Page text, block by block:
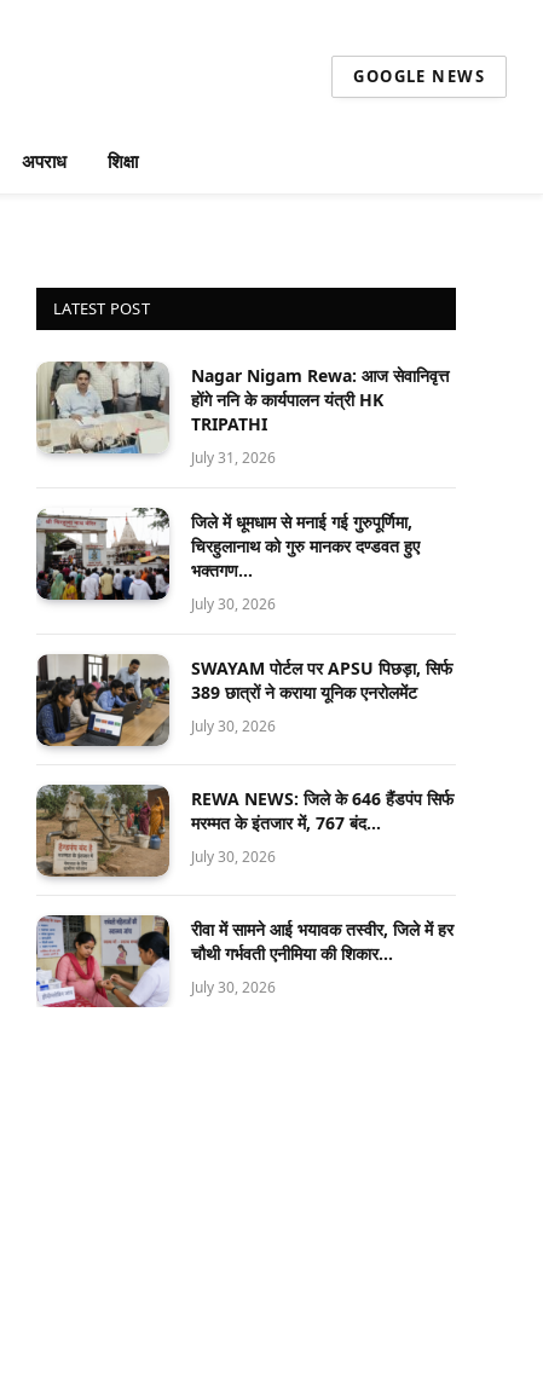
GOOGLE NEWS
अपराध शिक्षा
LATEST POST
Nagar Nigam Rewa: आज सेवानिवृत्त
होंगे ननि के कार्यपालन यंत्री HK
TRIPATHI
July 31, 2026
जिले में धूमधाम से मनाई गई गुरुपूर्णिमा,
चिरहुलानाथ को गुरु मानकर दण्डवत हुए
भक्तगण…
July 30, 2026
SWAYAM पोर्टल पर APSU पिछड़ा, सिर्फ
389 छात्रों ने कराया यूनिक एनरोलमेंट
July 30, 2026
REWA NEWS: जिले के 646 हैंडपंप सिर्फ
मरम्मत के इंतजार में, 767 बंद…
July 30, 2026
रीवा में सामने आई भयावक तस्वीर, जिले में हर
चौथी गर्भवती एनीमिया की शिकार…
July 30, 2026